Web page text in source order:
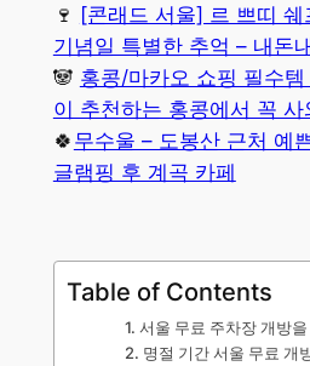
🍷 [콘래드 서울] 르 쁘띠
기념일 특별한 추억 – 내돈
🐼 홍콩/마카오 쇼핑 필수
이 추천하는 홍콩에서 꼭 사
🍀 무수울 – 도봉산 근처 예
글램핑 후 계곡 카페
Table of Contents
1. 서울 무료 주차장 개방
2. 명절 기간 서울 무료 개